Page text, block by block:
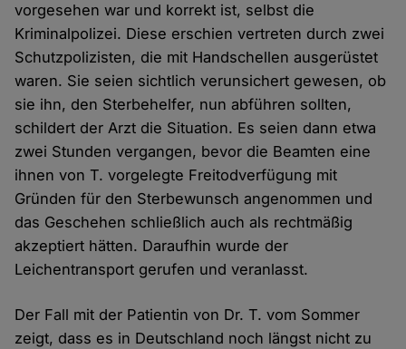
vorgesehen war und korrekt ist, selbst die
Kriminalpolizei. Diese erschien vertreten durch zwei
Schutzpolizisten, die mit Handschellen ausgerüstet
waren. Sie seien sichtlich verunsichert gewesen, ob
sie ihn, den Sterbehelfer, nun abführen sollten,
schildert der Arzt die Situation. Es seien dann etwa
zwei Stunden vergangen, bevor die Beamten eine
ihnen von T. vorgelegte Freitodverfügung mit
Gründen für den Sterbewunsch angenommen und
das Geschehen schließlich auch als rechtmäßig
akzeptiert hätten. Daraufhin wurde der
Leichentransport gerufen und veranlasst.
Der Fall mit der Patientin von Dr. T. vom Sommer
zeigt, dass es in Deutschland noch längst nicht zu